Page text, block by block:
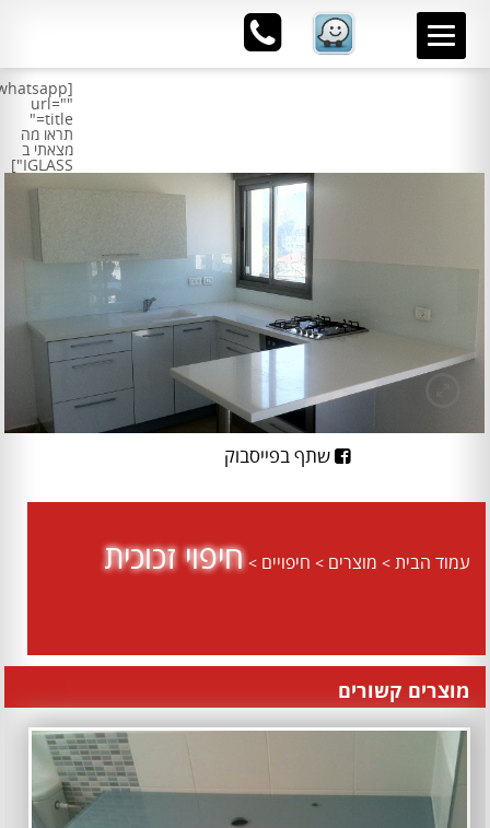
url=""
title="
תראו מה
מצאתי ב
IGLASS"]
שתף בפייסבוק
עמוד הבית > מוצרים > חיפויים >חיפוי זכוכית
מוצרים קשורים